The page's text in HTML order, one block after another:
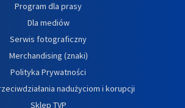
Program dla prasy
Dla mediów
Serwis fotograficzny
Merchandising (znaki)
Polityka Prywatności
nadużyciom i korupcji
Sklep TVP